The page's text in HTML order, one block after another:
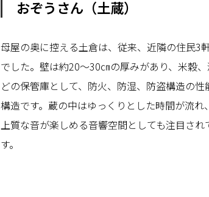
おぞうさん（土蔵）
母屋の奥に控える土倉は、従来、近隣の住民3
でした。壁は約20～30㎝の厚みがあり、米穀
どの保管庫として、防火、防湿、防盗構造の性
構造です。蔵の中はゆっくりとした時間が流れ
上質な音が楽しめる音響空間としても注目され
す。